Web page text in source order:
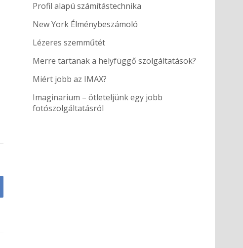
Profil alapú számítástechnika
New York Élménybeszámoló
Lézeres szemműtét
Merre tartanak a helyfüggő szolgáltatások?
Miért jobb az IMAX?
Imaginarium – ötleteljünk egy jobb
fotószolgáltatásról